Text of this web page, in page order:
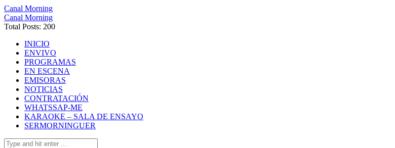
Canal Morning
Canal Morning
Total Posts: 200
INICIO
ENVIVO
PROGRAMAS
EN ESCENA
EMISORAS
NOTICIAS
CONTRATACIÓN
WHATSSAP-ME
KARAOKE – SALA DE ENSAYO
SERMORNINGUER